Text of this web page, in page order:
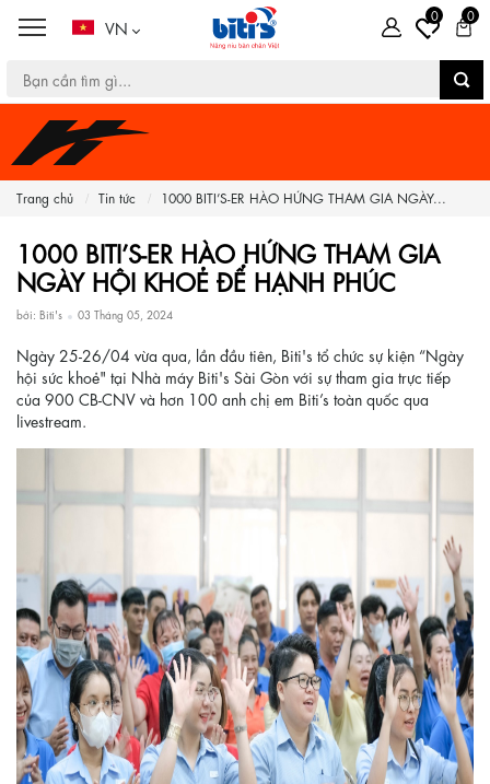
VN
0 0
Trang chủ Tin tức 1000 BITI’S-ER HÀO HỨNG THAM GIA NGÀY...
1000 BITI’S-ER HÀO HỨNG THAM GIA
NGÀY HỘI KHOẺ ĐỂ HẠNH PHÚC
bởi: Biti's 03 Tháng 05, 2024
Ngày 25-26/04 vừa qua, lần đầu tiên, Biti's tổ chức sự kiện “Ngày
hội sức khoẻ" tại Nhà máy Biti's Sài Gòn với sự tham gia trực tiếp
của 900 CB-CNV và hơn 100 anh chị em Biti’s toàn quốc qua
livestream.